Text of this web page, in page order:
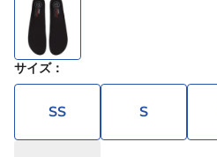
サイズ：
SS S